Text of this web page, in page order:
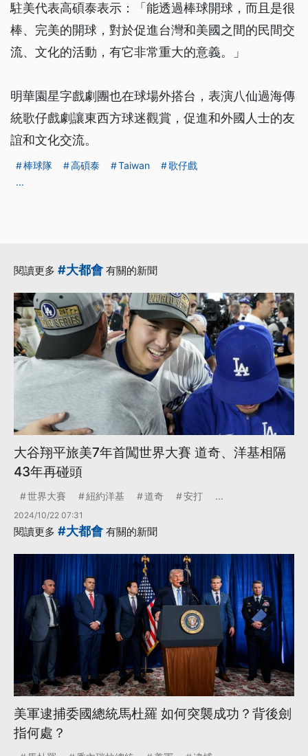
駐美代表高碩泰表示：「能透過棒球開球，而且是很
棒、完美的開球，對於促進台灣和美國之間的民間交
流、文化的活動，有它非常重大的意義。」
明華園星字戲劇團也在球場外搭台，表演八仙過海傳
統歌仔戲劇讓東西方球迷觀賞，促進和外國人士的友
誼和文化交流。
棒球隊 高碩泰 Taiwan
歌仔戲
...
閱讀更多 #大都會 有關的新聞
大谷翔平旅美7年首闖世界大賽 道奇、洋基相隔
43年再碰頭
世界大賽 紐約洋基 道奇 安打 ...
2024/10/22 07:31
閱讀更多 #大都會 有關的新聞
美軍逮捕委國總統馬杜羅 如何突襲成功？背後劍
指何處？